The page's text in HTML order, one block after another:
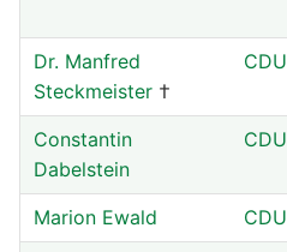
Dr. Manfred
Steckmeister †
CDU
Constantin
Dabelstein
CDU
Marion Ewald CDU